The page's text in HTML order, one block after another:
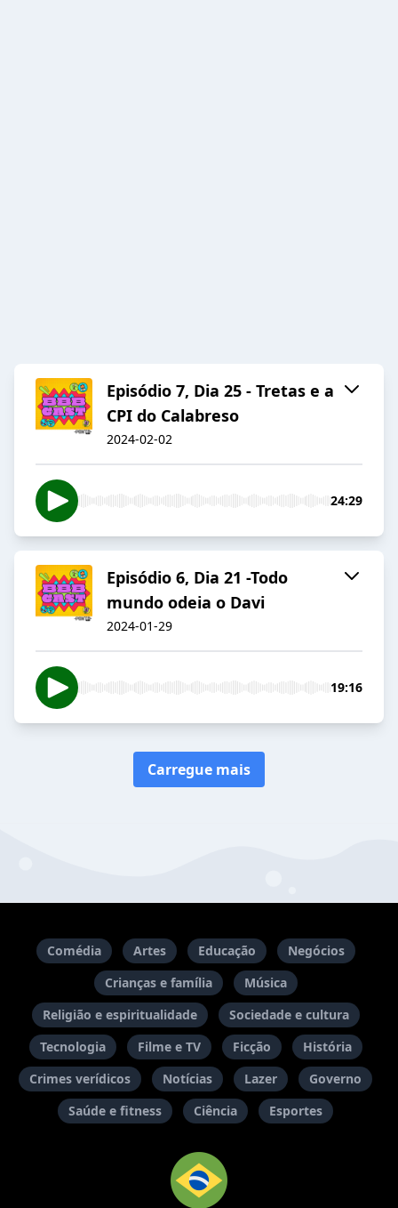
Episódio 7, Dia 25 - Tretas e a
CPI do Calabreso
2024-02-02
24:29
Episódio 6, Dia 21 -Todo
mundo odeia o Davi
2024-01-29
19:16
Carregue mais
Comédia Artes Educação
Negócios
Crianças e família
Música
Religião e espiritualidade
Sociedade e cultura
Tecnologia
Filme e TV Ficção
História
Crimes verídicos
Notícias Lazer
Governo
Saúde e fitness
Ciência Esportes